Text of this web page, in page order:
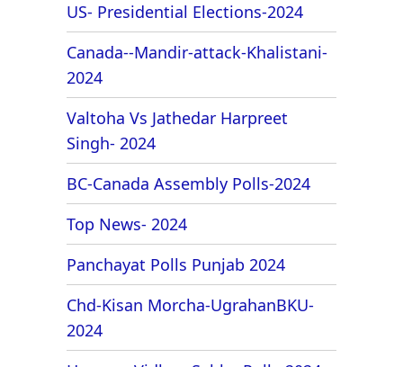
US- Presidential Elections-2024
Canada--Mandir-attack-Khalistani-
2024
Valtoha Vs Jathedar Harpreet
Singh- 2024
BC-Canada Assembly Polls-2024
Top News- 2024
Panchayat Polls Punjab 2024
Chd-Kisan Morcha-UgrahanBKU-
2024